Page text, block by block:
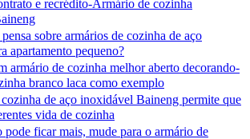
e recrédito-Armário de cozinha
sobre armários de cozinha de aço
apartamento pequeno?
armário de cozinha melhor aberto decorando-
branco laca como exemplo
de aço inoxidável Baineng permite que
vida de cozinha
pode ficar mais, mude para o armário de